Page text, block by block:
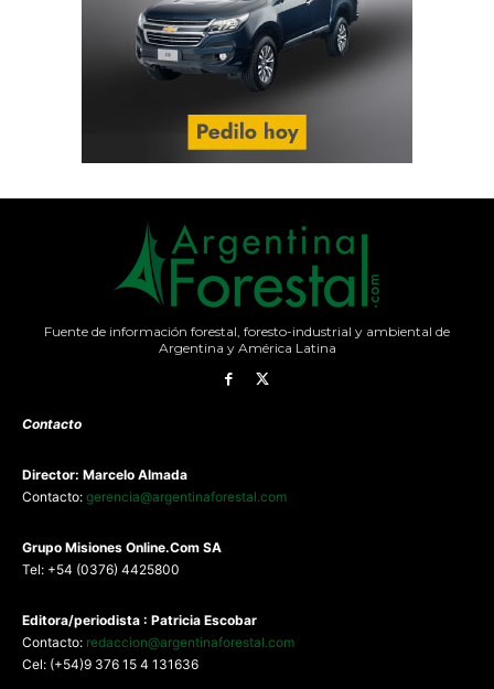
Fuente de información forestal, foresto-industrial y ambiental de
Argentina y América Latina
Contacto
Director: Marcelo Almada
Contacto: gerencia@argentinaforestal.com
Grupo Misiones Online.Com SA
Tel: +54 (0376) 4425800
Editora/periodista : Patricia Escobar
Contacto: redaccion@argentinaforestal.com
Cel: (+54)9 376 15 4 131636